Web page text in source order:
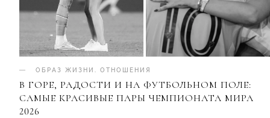
ОБРАЗ ЖИЗНИ ОТНОШЕНИЯ
В ГОРЕ, РАДОСТИ И НА ФУТБОЛЬНОМ ПОЛЕ:
САМЫЕ КРАСИВЫЕ ПАРЫ ЧЕМПИОНАТА МИРА
2026